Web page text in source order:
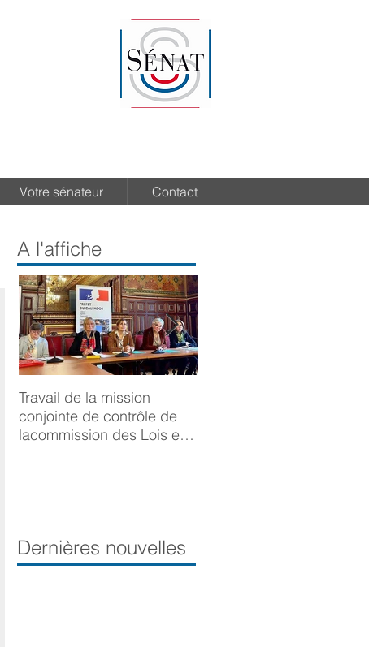
Votre sénateur Contact
A l'affiche
Travail de la mission
conjointe de contrôle de
lacommission des Lois et
Dernières nouvelles